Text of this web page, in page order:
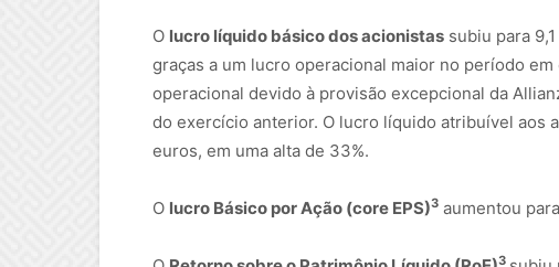
O lucro líquido básico dos acionistas subiu para
graças a um lucro operacional maior no período
operacional devido à provisão excepcional da
do exercício anterior. O lucro líquido atribuível aos
euros, em uma alta de 33%.
O lucro Básico por Ação (core EPS)3 aumentou
3